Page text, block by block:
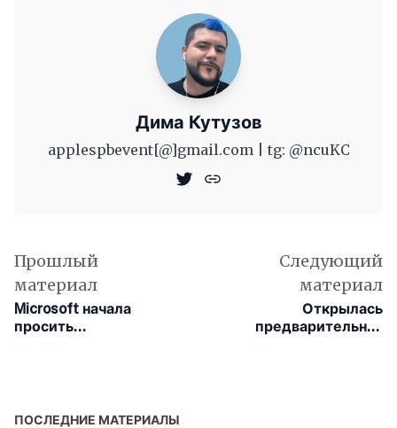
Дима Кутузов
applespbevent[@]gmail.com | tg: @ncuKC
Прошлый
материал
Microsoft начала
просить
Следующий
материал
Открылась
предварительная
ПОСЛЕДНИЕ МАТЕРИАЛЫ